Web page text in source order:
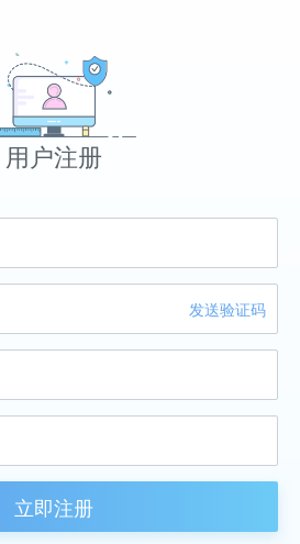
用户注册
发送验证码
立即注册